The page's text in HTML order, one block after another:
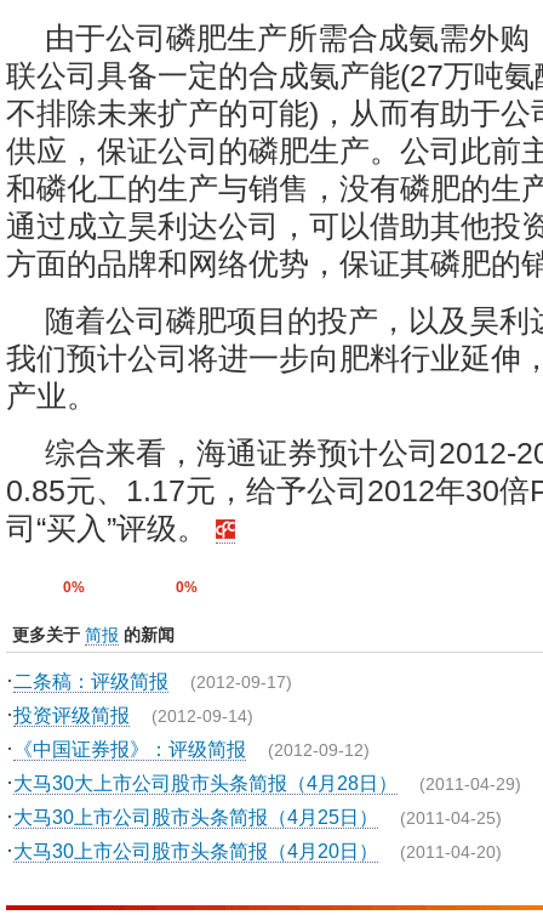
由于公司磷肥生产所需合成氨需外购
联公司具备一定的合成氨产能(27万吨
不排除未来扩产的可能)，从而有助于公
供应，保证公司的磷肥生产。公司此前
和磷化工的生产与销售，没有磷肥的生
通过成立昊利达公司，可以借助其他投
方面的品牌和网络优势，保证其磷肥的
随着公司磷肥项目的投产，以及昊利
我们预计公司将进一步向肥料行业延伸
产业。
综合来看，海通证券预计公司2012-
0.85元、1.17元，给予公司2012年30倍
司“买入”评级。
0% 0%
更多关于 简报 的新闻
· 二条稿：评级简报 (2012-09-17)
·投资评级简报 (2012-09-14)
· 《中国证券报》：评级简报 (2012-09-12)
·大马30大上市公司股市头条简报（4月28日） (2011-04-29)
·大马30上市公司股市头条简报（4月25日） (2011-04-25)
·大马30上市公司股市头条简报（4月20日） (2011-04-20)